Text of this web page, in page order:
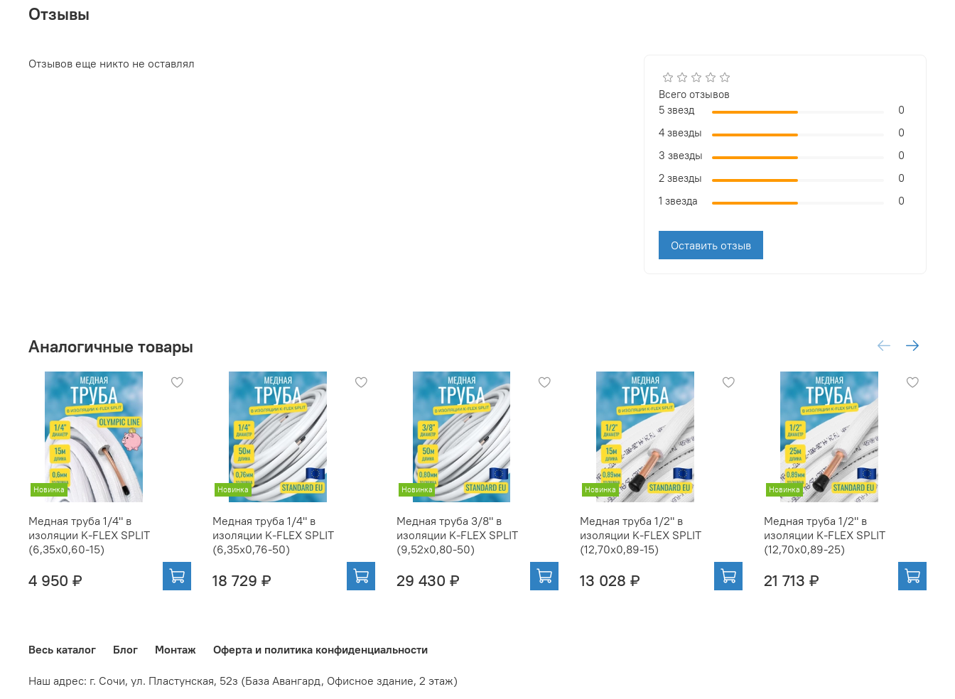
Отзывы
Отзывов еще никто не оставлял
Всего отзывов
5 звезд
0
4 звезды
0
3 звезды
0
2 звезды
0
1 звезда
0
Оставить отзыв
Аналогичные товары
Новинка
Медная труба 1/4" в
изоляции K-FLEX SPLIT
(6,35x0,60-15)
4 950 ₽
Новинка
Медная труба 1/4" в
изоляции K-FLEX SPLIT
(6,35x0,76-50)
18 729 ₽
Новинка
Медная труба 3/8" в
изоляции K-FLEX SPLIT
(9,52x0,80-50)
29 430 ₽
Новинка
Медная труба 1/2" в
изоляции K-FLEX SPLIT
(12,70x0,89-15)
13 028 ₽
Новинка
Медная труба 1/2" в
изоляции K-FLEX SPLIT
(12,70x0,89-25)
21 713 ₽
Весь каталог Блог Монтаж Оферта и политика конфиденциальности
Наш адрес: г. Сочи, ул. Пластунская, 52з (База Авангард, Офисное здание, 2 этаж)